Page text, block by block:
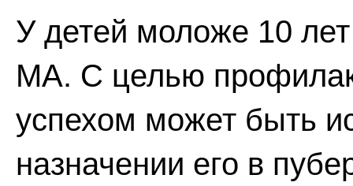
У детей моложе 10
МА. С целью
успехом может быть
назначении его в